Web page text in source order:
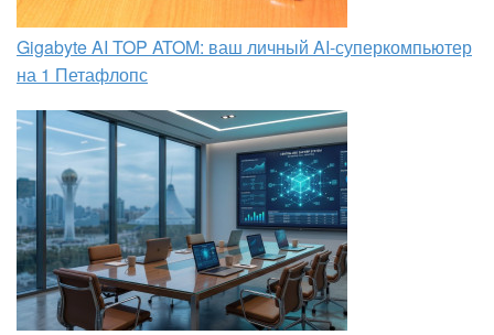
Gigabyte AI TOP ATOM: ваш личный AI-суперкомпьютер
на 1 Петафлопс